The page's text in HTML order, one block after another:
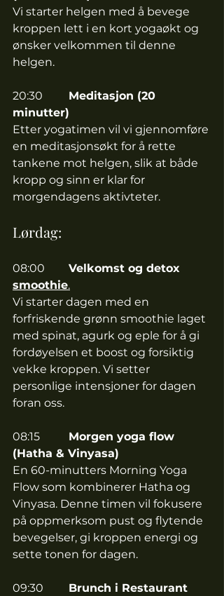
Vi starter helgen med å bevege
kroppen lett i en kort yogaøkt og
ønsker velkommen til denne
helgen.
Meditasjon (20
minutter)
Etter yogatimen vil vi gjennomføre
en meditasjonsøkt for å rette
tankene mot helgen, slik at både
kropp og sinn er klar for
morgendagens aktivteter.
Lørdag:
Velkomst og detox
smoothie.
Vi starter dagen med en
forfriskende grønn smoothie laget
med spinat, agurk og eple for å gi
fordøyelsen et boost og forsiktig
vekke kroppen. Vi setter
personlige intensjoner for dagen
foran oss.
Morgen yoga flow
(Hatha & Vinyasa)
En 60-minutters Morning Yoga
Flow som kombinerer Hatha og
Vinyasa. Denne timen vil fokusere
på oppmerksom pust og flytende
bevegelser, gi kroppen energi og
sette tonen for dagen.
Brunch i Restaurant